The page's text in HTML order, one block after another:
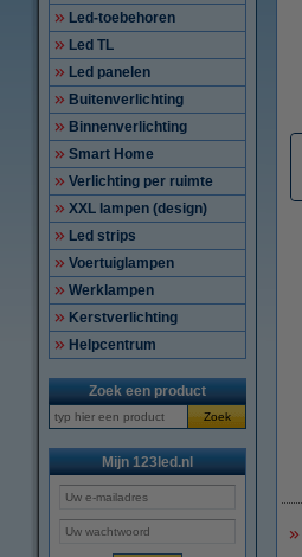
Led-toebehoren
Led TL
Led panelen
Buitenverlichting
Binnenverlichting
Smart Home
Verlichting per ruimte
XXL lampen (design)
Led strips
Voertuiglampen
Werklampen
Kerstverlichting
Helpcentrum
Zoek een product
Zoek
Mijn 123led.nl